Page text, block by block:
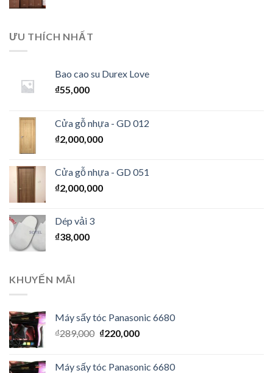
ƯU THÍCH NHẤT
Bao cao su Durex Love
₫55,000
Cửa gỗ nhựa - GD 012
₫2,000,000
Cửa gỗ nhựa - GD 051
₫2,000,000
Dép vải 3
₫38,000
KHUYẾN MÃI
Máy sấy tóc Panasonic 6680
₫289,000 ₫220,000
Máy sấy tóc Panasonic 6680